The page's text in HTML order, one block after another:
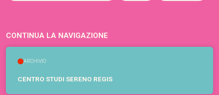
CONTINUA LA NAVIGAZIONE
ARCHIVIO
CENTRO STUDI SERENO REGIS